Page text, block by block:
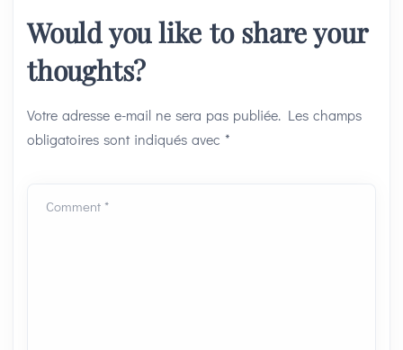
Would you like to share your
thoughts?
Votre adresse e-mail ne sera pas publiée. Les champs
obligatoires sont indiqués avec *
Comment *